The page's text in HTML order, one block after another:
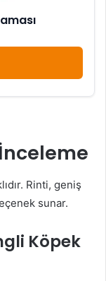
Rinti, geniş
sunar.
Köpek